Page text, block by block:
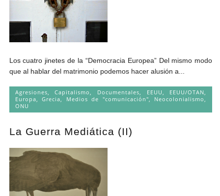
Los cuatro jinetes de la “Democracia Europea” Del mismo modo
que al hablar del matrimonio podemos hacer alusión a...
Agresiones ,Capitalismo Documentales EEUU EEUU/OTAN
Europa ,Grecia Medios de "comunicación" Neocolonialismo
ONU
La Guerra Mediática (II)